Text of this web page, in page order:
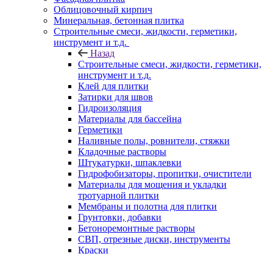
Облицовочный кирпич
Минеральная, бетонная плитка
Строительные смеси, жидкости, герметики,
инструмент и т.д.
Назад
Строительные смеси, жидкости, герметики,
инструмент и т.д.
Клей для плитки
Затирки для швов
Гидроизоляция
Материалы для бассейна
Герметики
Наливные полы, ровнители, стяжки
Кладочные растворы
Штукатурки, шпаклевки
Гидрофобизаторы, пропитки, очистители
Материалы для мощения и укладки
тротуарной плитки
Мембраны и полотна для плитки
Грунтовки, добавки
Бетоноремонтные растворы
СВП, отрезные диски, инструменты
Краски